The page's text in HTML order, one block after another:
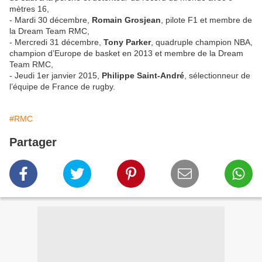
mètres 16,
- Mardi 30 décembre, Romain Grosjean , pilote F1 et membre de
la Dream Team RMC,
- Mercredi 31 décembre, Tony Parker, quadruple champion NBA,
champion d’Europe de basket en 2013 et membre de la Dream
Team RMC,
- Jeudi 1er janvier 2015, Philippe Saint-André , sélectionneur de
l’équipe de France de rugby.
#RMC
Partager